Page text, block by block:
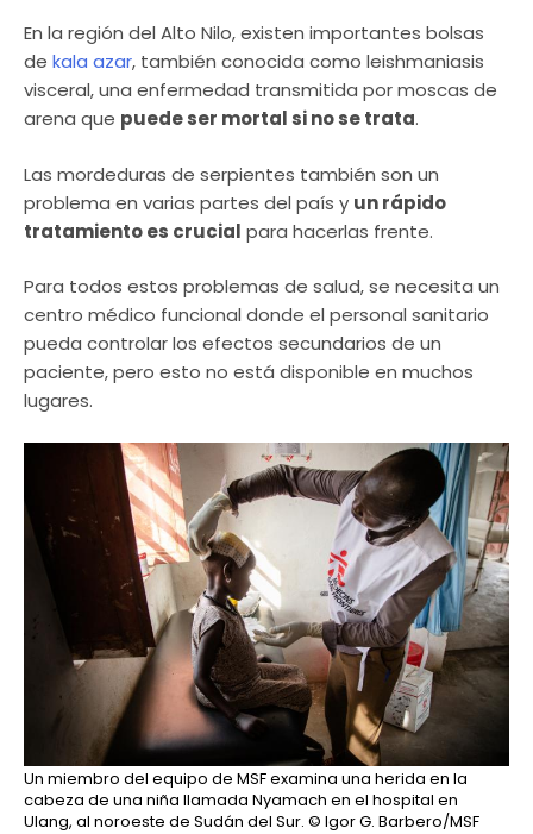
En la región del Alto Nilo, existen importantes bolsas
de kala azar, también conocida como leishmaniasis
visceral, una enfermedad transmitida por moscas de
arena que puede ser mortal si no se trata.
Las mordeduras de serpientes también son un
problema en varias partes del país y un rápido
tratamiento es crucial para hacerlas frente.
Para todos estos problemas de salud, se necesita un
centro médico funcional donde el personal sanitario
pueda controlar los efectos secundarios de un
paciente, pero esto no está disponible en muchos
lugares.
Un miembro del equipo de MSF examina una herida en la
cabeza de una niña llamada Nyamach en el hospital en
Ulang, al noroeste de Sudán del Sur. © Igor G. Barbero/MSF